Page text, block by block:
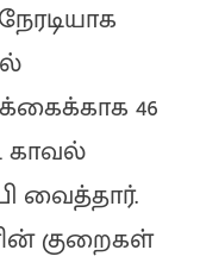
46
காவல்
வைத்தார்.
குறைகள்